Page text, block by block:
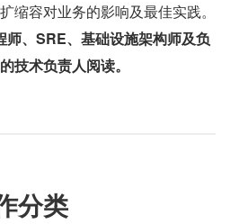
缩容对业务的影响及最佳实践。
、SRE、基础设施架构师及负
技术负责人阅读。
分类